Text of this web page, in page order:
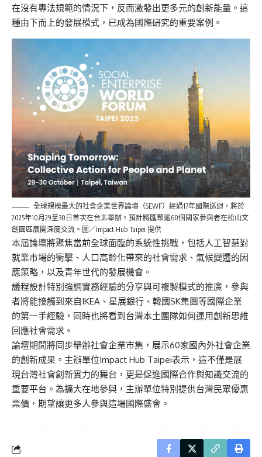
在沒有專法規範的情況下，反而激發出更多元的創新能量。這
種由下而上的發展模式，已成為國際研究的重要案例。
全球規模最大的社會企業世界論壇（SEWF）經過17年國際巡迴，將於
2025年10月29至30日首次在台北舉辦。預計將匯聚逾60個國家參與者在松山文
創園區展開深度交流。圖／Impact Hub Taipei 提供
本屆論壇將聚焦當前全球面臨的系統性挑戰，包括人工智慧對
就業市場的衝擊、人口高齡化帶來的社會需求、氣候變遷的因
應策略，以及青年世代的發展機會。
議程設計特別強調實務經驗的分享與可複製模式的推廣，參與
者將能接觸到來自IKEA、星展銀行、韓國SK集團等國際企業
的第一手經驗，同時也將看到台灣本土團隊如何運用創新思維
回應社會需求。
論壇期間將同步舉辦社會企業市集，展示60家國內外社會企業
的創新成果。主辦單位Impact Hub Taipei表示，這不僅是展
現台灣社會創新實力的舞台，更是促進國際合作與知識交流的
重要平台。為擴大在地參與，主辦單位特別提供台灣民眾優惠
票價，期望讓更多人參與這場國際盛會。